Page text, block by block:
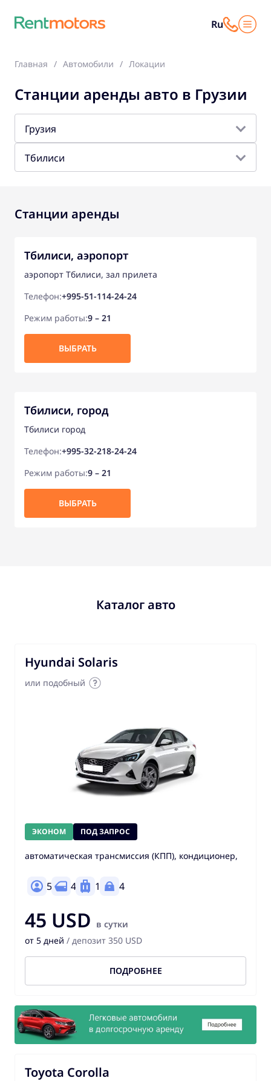
Ru
Главная Автомобили Локации
Станции аренды авто в Грузии
Грузия
Тбилиси
Станции аренды
Тбилиси, аэропорт
аэропорт Тбилиси, зал прилета
Телефон:+995-51-114-24-24
Режим работы:9 – 21
ВЫБРАТЬ
Тбилиси, город
Тбилиси город
Телефон:+995-32-218-24-24
Режим работы:9 – 21
ВЫБРАТЬ
Каталог авто
Hyundai Solaris
или подобный
ЭКОНОМ ПОД ЗАПРОС
автоматическая трансмиссия (КПП), кондиционер,
5 4 1 4
45 USD в сутки
от 5 дней / депозит 350 USD
ПОДРОБНЕЕ
Toyota Corolla